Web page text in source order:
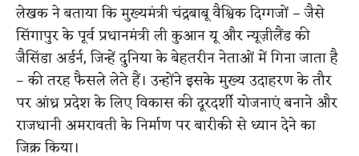
लेखक ने बताया कि मुख्यमंत्री चंद्रबाबू वैश्विक दिग्गजों – जैसे
सिंगापुर के पूर्व प्रधानमंत्री ली कुआन यू और न्यूज़ीलैंड की
जैसिंडा अर्डर्न, जिन्हें दुनिया के बेहतरीन नेताओं में गिना जाता है
– की तरह फैसले लेते हैं। उन्होंने इसके मुख्य उदाहरण के तौर
पर आंध्र प्रदेश के लिए विकास की दूरदर्शी योजनाएं बनाने और
राजधानी अमरावती के निर्माण पर बारीकी से ध्यान देने का
जिक्र किया।